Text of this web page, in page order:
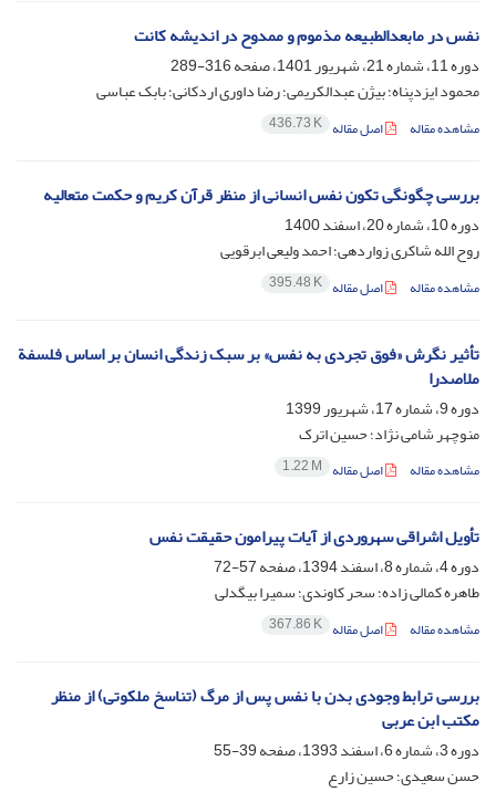
نفس در مابعدالطبیعه مذموم و ممدوح در اندیشه کانت
دوره 11، شماره 21، شهریور 1401، صفحه
316-289
محمود ایزدپناه؛ بیژن عبدالکریمی؛ رضا داوری اردکانی؛ بابک عباسی
مشاهده مقاله اصل مقاله 436.73 K
بررسی چگونگی تکون نفس انسانی از منظر قرآن کریم و حکمت متعالیه
دوره 10، شماره 20، اسفند 1400
روح الله شاکری زواردهی؛ احمد ولیعی ابرقویی
مشاهده مقاله اصل مقاله 395.48 K
تأثیر نگرش «فوق تجردی به نفس» بر سبک زندگی انسان بر اساس فلسفة
ملاصدرا
دوره 9، شماره 17، شهریور 1399
منوچهر شامی نژاد؛ حسین اترک
مشاهده مقاله اصل مقاله 1.22 M
تأویل اشراقی سهروردی از آیات پیرامون حقیقت نفس
دوره 4، شماره 8، اسفند 1394، صفحه
57-72
طاهره کمالی زاده؛ سحر کاوندی؛ سمیرا بیگدلی
مشاهده مقاله اصل مقاله 367.86 K
بررسی ترابط وجودی بدن با نفس پس از مرگ (تناسخ ملکوتی) از منظر
مکتب ابن عربی
دوره 3، شماره 6، اسفند 1393، صفحه
39-55
حسن سعیدی؛ حسین زارع